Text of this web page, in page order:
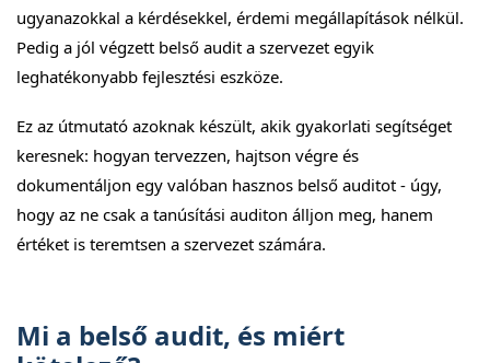
ugyanazokkal a kérdésekkel, érdemi megállapítások nélkül.
Pedig a jól végzett belső audit a szervezet egyik
leghatékonyabb fejlesztési eszköze.
Ez az útmutató azoknak készült, akik gyakorlati segítséget
keresnek: hogyan tervezzen, hajtson végre és
dokumentáljon egy valóban hasznos belső auditot - úgy,
hogy az ne csak a tanúsítási auditon álljon meg, hanem
értéket is teremtsen a szervezet számára.
Mi a belső audit, és miért